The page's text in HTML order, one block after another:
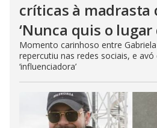
críticas à madrasta
‘Nunca quis o
Momento carinhoso entre
repercutiu nas redes sociais, e
‘influenciadora’